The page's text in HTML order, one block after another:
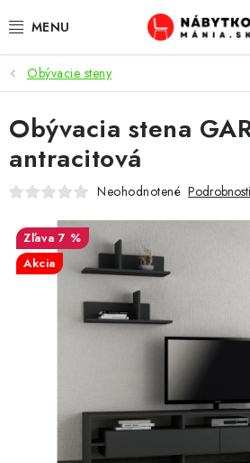
na
VÝPREDAJ
NOVINKY
OBÝVACIA IZBA
KUCHYŇA
SPÁĽŇA
DETSKÉ A ŠTUDENTSKÉ
Obývacie steny
Obývacia stena
antracitová
Neohodnotené
7 %
Akcia